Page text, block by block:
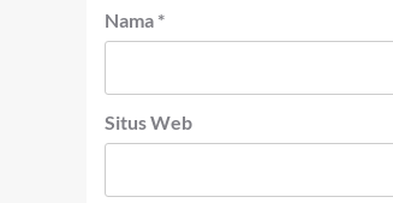
Nama *
Situs Web